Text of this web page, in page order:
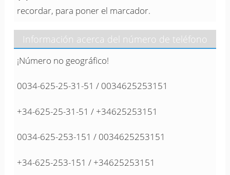
recordar, para poner el marcador.
Información acerca del número de teléfono
¡Número no geográfico!
0034-625-25-31-51 / 0034625253151
+34-625-25-31-51 / +34625253151
0034-625-253-151 / 0034625253151
+34-625-253-151 / +34625253151